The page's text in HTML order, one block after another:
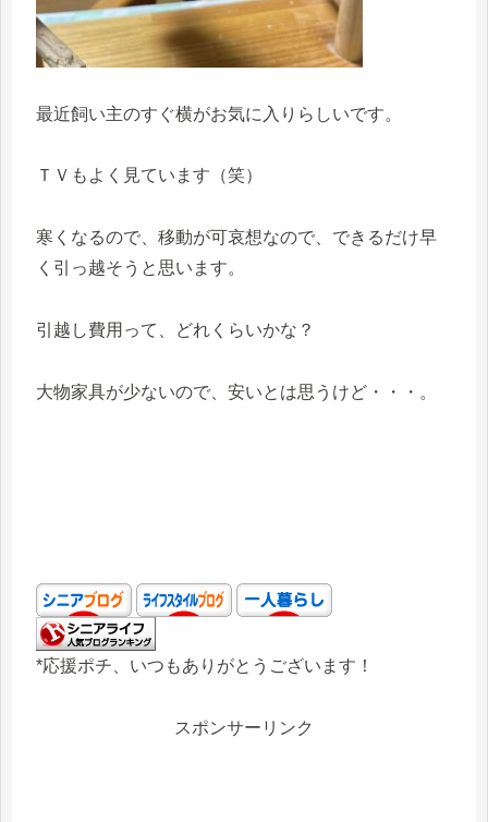
最近飼い主のすぐ横がお気に入りらしいです。
ＴＶもよく見ています（笑）
寒くなるので、移動が可哀想なので、できるだけ早
く引っ越そうと思います。
引越し費用って、どれくらいかな？
大物家具が少ないので、安いとは思うけど・・・。
*応援ポチ、いつもありがとうございます！
スポンサーリンク